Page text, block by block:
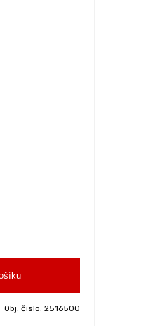
Obj. číslo: 2516500